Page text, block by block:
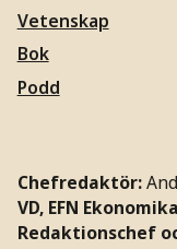
Vetenskap
Bok
Podd
Chefredaktör:
VD, EFN
Redaktionschef